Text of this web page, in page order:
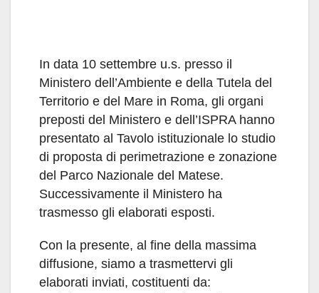
In data 10 settembre u.s. presso il
Ministero dell’Ambiente e della Tutela del
Territorio e del Mare in Roma, gli organi
preposti del Ministero e dell’ISPRA hanno
presentato al Tavolo istituzionale lo studio
di proposta di perimetrazione e zonazione
del Parco Nazionale del Matese.
Successivamente il Ministero ha
trasmesso gli elaborati esposti.
Con la presente, al fine della massima
diffusione, siamo a trasmettervi gli
elaborati inviati, costituenti da: